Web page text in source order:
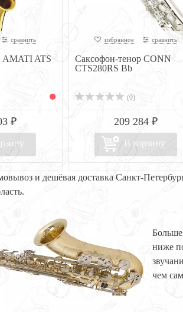
сравнить
AMATI ATS
₽
избранное сравнить
Саксофон-тенор CONN
CTS280RS Bb
(0)
209 284 ₽
В корзину
и дешёвая доставка Санкт-
ниже
чем